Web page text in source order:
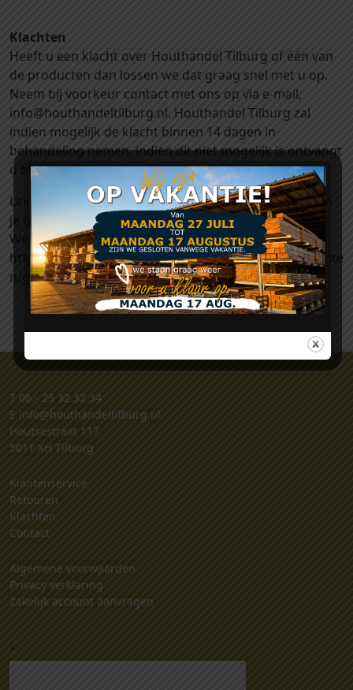
Klachten
Heeft u een klacht over Houthandel Tilburg of één van
de producten dan lossen we dat graag snel met u op.
Neem bij voorkeur contact met ons op via e-mail,
info@houthandeltilburg.nl. Houthandel Tilburg zal
indien mogelijk de klacht binnen 14 dagen in
behandeling nemen, indien dit niet mogelijk is ontvangt
u binnen deze termijn een ontvangstbevestiging.
Leidt dit niet tot een oplossing, dan is het mogelijk om
je geschil aan te melden voor bemiddeling via
WebwinkelKeur via
https://www.webwinkelkeur.nl/kennisbank/consumente
n/geschil.
T 06 - 25 32 32 34
E info@houthandeltilburg.nl
Houtsestraat 117
5011 XH Tilburg
Klantenservice
Retouren
Klachten
Contact
Algemene voorwaarden
Privacy verklaring
Zakelijk account aanvragen
.